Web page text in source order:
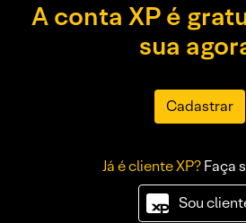
A conta XP é
sua
Cadastrar
Já é cliente XP?Faça
Sou